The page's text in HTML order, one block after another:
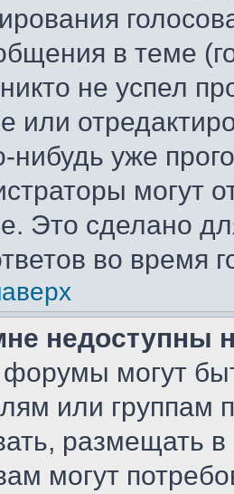
в теме
не успел
или
нибудь уже
могут
Это сделано
во время
недоступны
могут
или группам
размещать
могут